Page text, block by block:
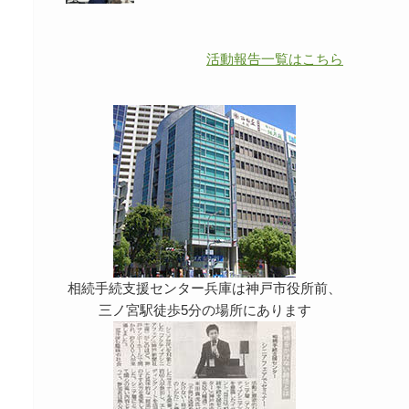
活動報告一覧はこちら
相続手続支援センター兵庫は神戸市役所前、
三ノ宮駅徒歩5分の場所にあります